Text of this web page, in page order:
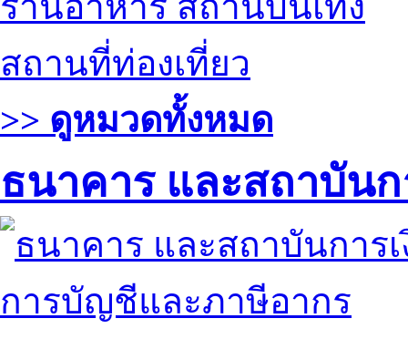
สถานที่ท่องเที่ยว
>> ดูหมวดทั้งหมด
ธนาคาร และสถาบันก
การบัญชีและภาษีอากร